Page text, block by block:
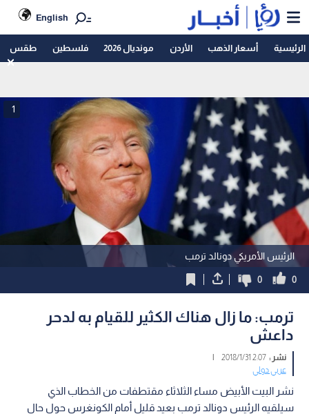
English
الرئيسية أسعار الذهب الأردن مونديال 2026 فلسطين طقس
الرئيس الأمريكي دونالد ترمب
1
0
0
ترمب: ما زال هناك الكثير للقيام به لدحر
داعش
نشر :2:07 2018/1/31
|
عربي دولي
نشر البيت الأبيض مساء الثلاثاء مقتطفات من الخطاب الذي
سيلقيه الرئيس دونالد ترمب بعيد قليل أمام الكونغرس حول حال